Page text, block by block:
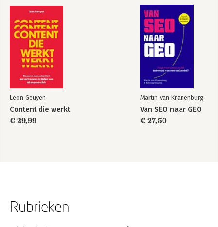
Léon Geuyen
Content die werkt
€ 29,99
Martin van Kranenburg
Van SEO naar GEO
€ 27,50
Rubrieken